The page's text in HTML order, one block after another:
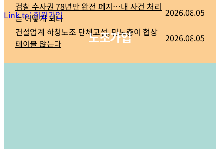
검찰 수사권 78년만 완전 폐지…내 사건 처리
는 어떻게 되나
2026.08.05
건설업계 하청노조 단체교섭, 민노총이 협상
테이블 앉는다
2026.08.05
Link to: 회원가입
노조가입